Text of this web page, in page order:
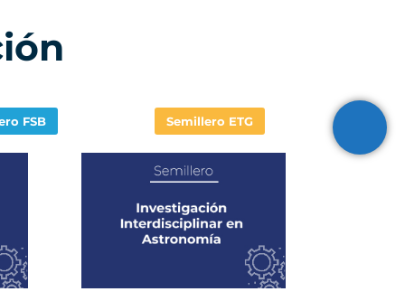
FSB Semillero ETG